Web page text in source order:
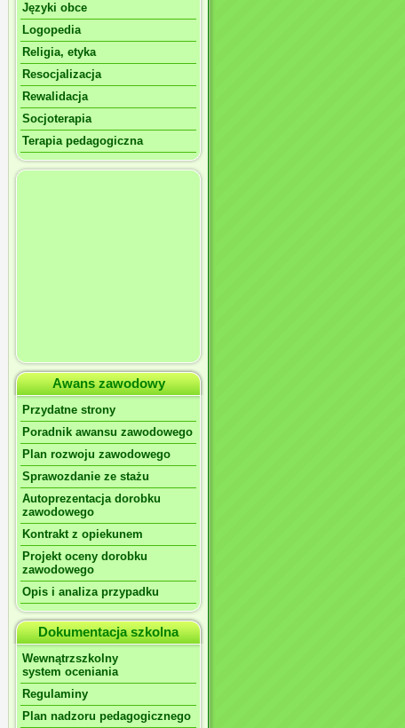
Języki obce
Logopedia
Religia, etyka
Resocjalizacja
Rewalidacja
Socjoterapia
Terapia pedagogiczna
Awans zawodowy
Przydatne strony
Poradnik awansu zawodowego
Plan rozwoju zawodowego
Sprawozdanie ze stażu
Autoprezentacja dorobku
zawodowego
Kontrakt z opiekunem
Projekt oceny dorobku
zawodowego
Opis i analiza przypadku
Dokumentacja szkolna
Wewnątrzszkolny
system oceniania
Regulaminy
Plan nadzoru pedagogicznego